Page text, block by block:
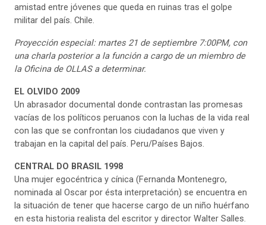
amistad entre jóvenes que queda en ruinas tras el golpe
militar del país. Chile.
Proyección especial:martes 21 de septiembre 7:00PM, con
una charla posterior a la función a cargo de un miembro de
la Oficina de OLLAS a determinar.
EL OLVIDO 2009
Un abrasador documental donde contrastan las promesas
vacías de los políticos peruanos con la luchas de la vida real
con las que se confrontan los ciudadanos que viven y
trabajan en la capital del país. Peru/Países Bajos.
CENTRAL DO BRASIL 1998
Una mujer egocéntrica y cínica (Fernanda Montenegro,
nominada al Oscar por ésta interpretación) se encuentra en
la situación de tener que hacerse cargo de un niño huérfano
en esta historia realista del escritor y director Walter Salles.